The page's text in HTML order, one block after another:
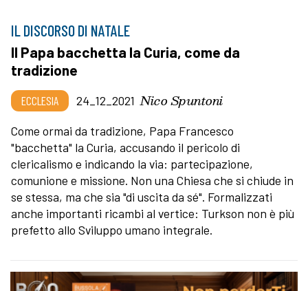
IL DISCORSO DI NATALE
Il Papa bacchetta la Curia, come da
tradizione
ECCLESIA 24_12_2021 Nico Spuntoni
Come ormai da tradizione, Papa Francesco
"bacchetta" la Curia, accusando il pericolo di
clericalismo e indicando la via: partecipazione,
comunione e missione. Non una Chiesa che si chiude in
se stessa, ma che sia "di uscita da sé". Formalizzati
anche importanti ricambi al vertice: Turkson non è più
prefetto allo Sviluppo umano integrale.